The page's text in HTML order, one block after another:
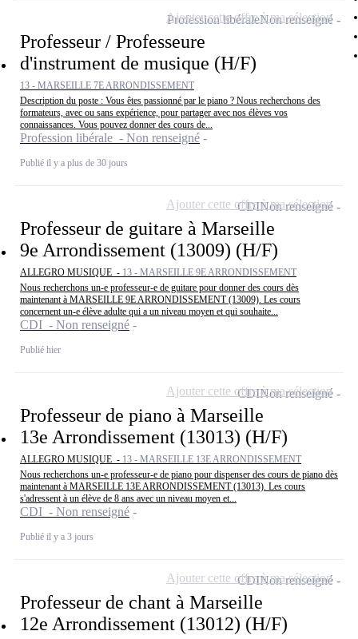
Professeur / Professeure
d'instrument de musique (H/F)
13 - MARSEILLE 7E ARRONDISSEMENT
Description du poste : Vous êtes passionné par le piano ? Nous recherchons des
formateurs, avec ou sans expérience, pour partager avec nos élèves vos
connaissances. Vous pouvez donner des cours de...
Profession libérale - Non renseigné
Publié il y a plus de 30 jours
Profession libéraleNon renseigné
Ajouter cette offre à ma sélection
Professeur de guitare à Marseille
9e Arrondissement (13009) (H/F)
ALLEGRO MUSIQUE - 13 - MARSEILLE 9E ARRONDISSEMENT
Nous recherchons un-e professeur-e de guitare pour donner des cours dès
maintenant à MARSEILLE 9E ARRONDISSEMENT (13009). Les cours
concernent un-e élève adulte qui a un niveau moyen et qui souhaite...
CDI - Non renseigné
Publié hier
CDINon renseigné
Ajouter cette offre à ma sélection
Professeur de piano à Marseille
13e Arrondissement (13013) (H/F)
ALLEGRO MUSIQUE - 13 - MARSEILLE 13E ARRONDISSEMENT
Nous recherchons un-e professeur-e de piano pour dispenser des cours de piano dès
maintenant à MARSEILLE 13E ARRONDISSEMENT (13013). Les cours
s'adressent à un élève de 8 ans avec un niveau moyen et...
CDI - Non renseigné
Publié il y a 3 jours
CDINon renseigné
Ajouter cette offre à ma sélection
Professeur de chant à Marseille
12e Arrondissement (13012) (H/F)
CDINon renseigné
Ajouter cette offre à ma sélection